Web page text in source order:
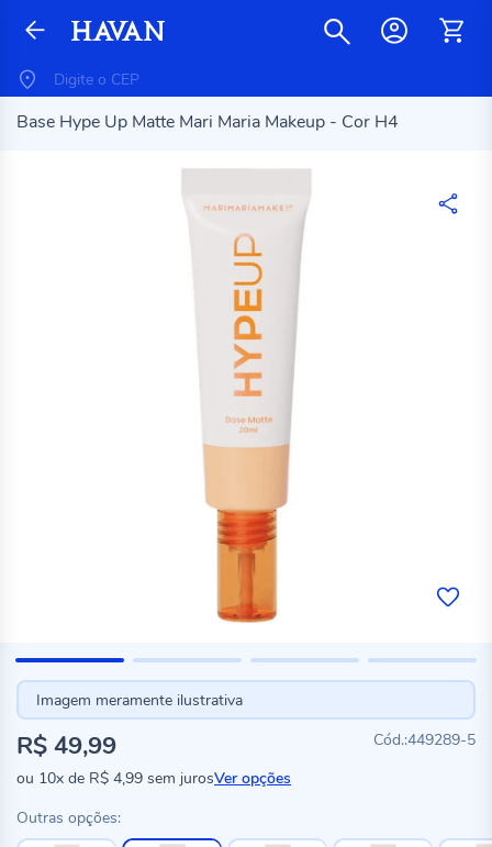
Base Hype Up Matte Mari Maria Makeup - Cor H4
Imagem meramente ilustrativa
449289-5
R$ 49,99
ou 10x de R$ 4,99 sem jurosVer opções
Outras opções: